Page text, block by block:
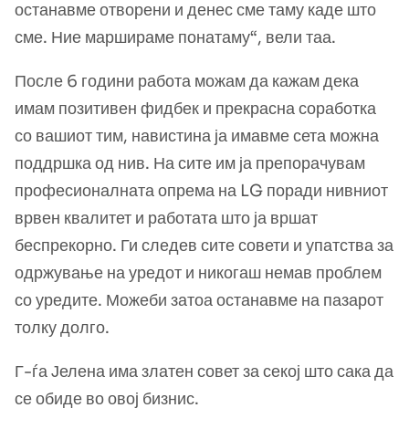
останавме отворени и денес сме таму каде што
сме. Ние маршираме понатаму“, вели таа.
После 6 години работа можам да кажам дека
имам позитивен фидбек и прекрасна соработка
со вашиот тим, навистина ја имавме сета можна
поддршка од нив. На сите им ја препорачувам
професионалната опрема на LG поради нивниот
врвен квалитет и работата што ја вршат
беспрекорно. Ги следев сите совети и упатства за
одржување на уредот и никогаш немав проблем
со уредите. Можеби затоа останавме на пазарот
толку долго.
Г-ѓа Јелена има златен совет за секој што сака да
се обиде во овој бизнис.